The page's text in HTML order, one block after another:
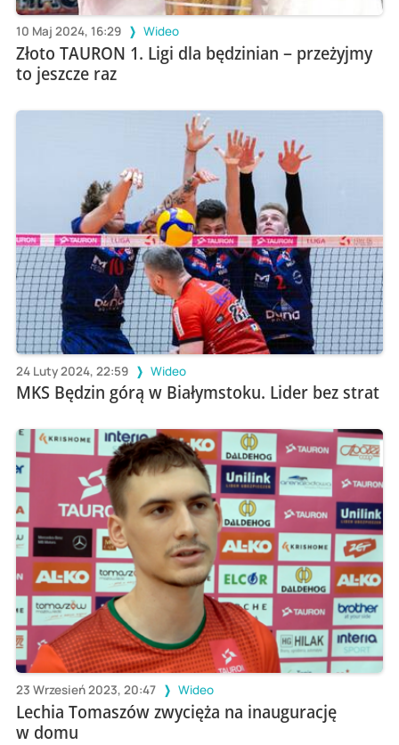
10 Maj 2024, 16:29 Wideo
Złoto TAURON 1. Ligi dla będzinian – przeżyjmy
to jeszcze raz
24 Luty 2024, 22:59 Wideo
MKS Będzin górą w Białymstoku. Lider bez strat
23 Wrzesień 2023, 20:47 Wideo
Lechia Tomaszów zwycięża na inaugurację
w domu